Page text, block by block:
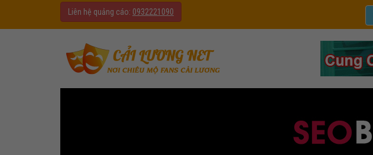
Liên hệ quảng cáo: 0932221090